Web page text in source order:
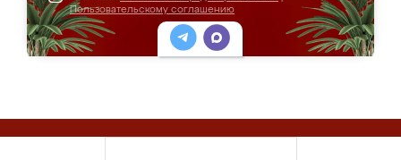
Пользовательскому соглашению